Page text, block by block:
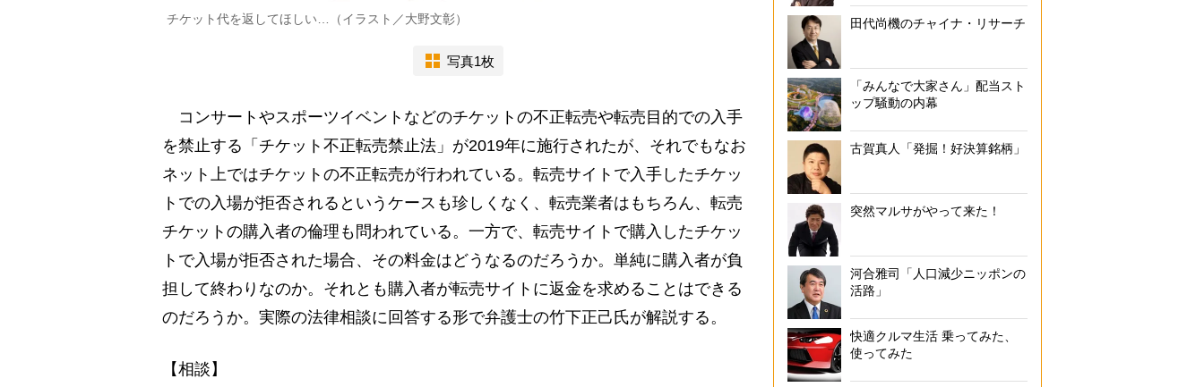
チケット代を返してほしい…（イラスト／大野文彰）
写真1枚
コンサートやスポーツイベントなどのチケットの不正転売や転売目的での入手
を禁止する「チケット不正転売禁止法」が2019年に施行されたが、それでもなお
ネット上ではチケットの不正転売が行われている。転売サイトで入手したチケッ
トでの入場が拒否されるというケースも珍しくなく、転売業者はもちろん、転売
チケットの購入者の倫理も問われている。一方で、転売サイトで購入したチケッ
トで入場が拒否された場合、その料金はどうなるのだろうか。単純に購入者が負
担して終わりなのか。それとも購入者が転売サイトに返金を求めることはできる
のだろうか。実際の法律相談に回答する形で弁護士の竹下正己氏が解説する。
【相談】
田代尚機のチャイナ・リサーチ
「みんなで大家さん」配当スト
ップ騒動の内幕
古賀真人「発掘！好決算銘柄」
突然マルサがやって来た！
河合雅司「人口減少ニッポンの
活路」
快適クルマ生活 乗ってみた、
使ってみた